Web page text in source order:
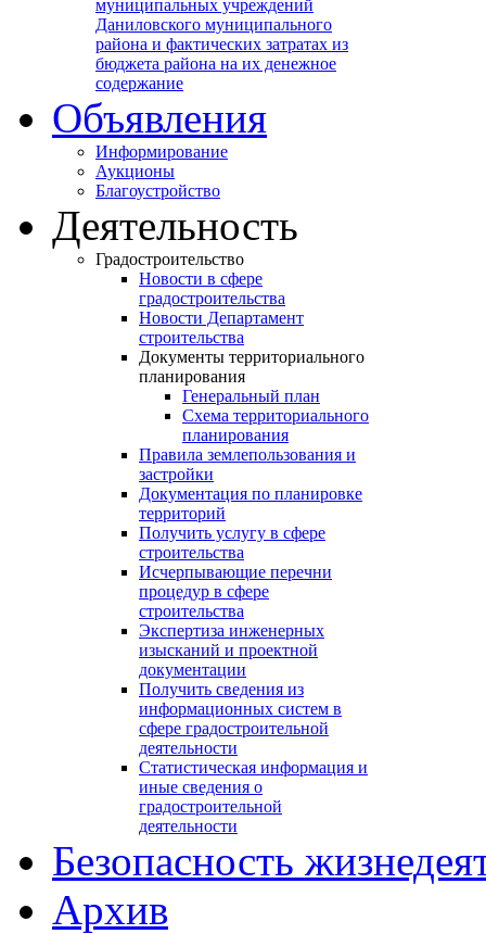
муниципальных учреждений
Даниловского муниципального
района и фактических затратах из
бюджета района на их денежное
содержание
Объявления
Информирование
Аукционы
Благоустройство
Деятельность
Градостроительство
Новости в сфере
градостроительства
Новости Департамент
строительства
Документы территориального
планирования
Генеральный план
Схема территориального
планирования
Правила землепользования и
застройки
Документация по планировке
территорий
Получить услугу в сфере
строительства
Исчерпывающие перечни
процедур в сфере
строительства
Экспертиза инженерных
изысканий и проектной
документации
Получить сведения из
информационных систем в
сфере градостроительной
деятельности
Статистическая информация и
иные сведения о
градостроительной
деятельности
Безопасность
Архив